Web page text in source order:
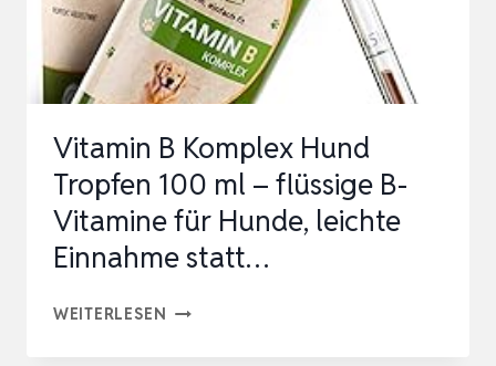
Vitamin B Komplex Hund
Tropfen 100 ml – flüssige B-
Vitamine für Hunde, leichte
Einnahme statt…
WEITERLESEN VITAMIN